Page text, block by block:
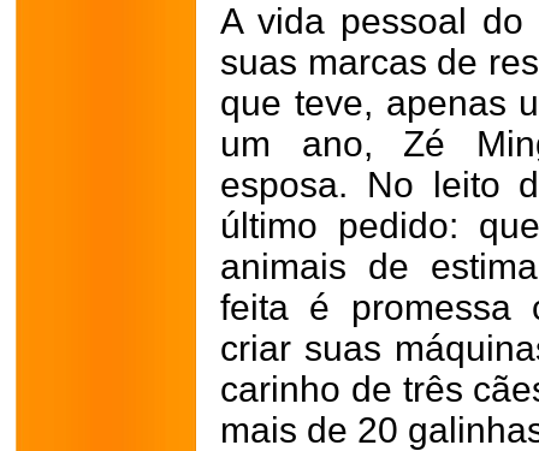
A vida pessoal do
suas marcas de
que teve, apenas
um ano, Zé
esposa. No leito
último pedido:
animais de
feita é promessa
criar suas
carinho de três
mais de 20